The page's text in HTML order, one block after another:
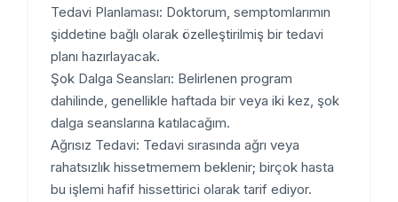
Tedavi Planlaması: Doktorum, semptomlarımın
şiddetine bağlı olarak özelleştirilmiş bir tedavi
planı hazırlayacak.
Şok Dalga Seansları: Belirlenen program
dahilinde, genellikle haftada bir veya iki kez, şok
dalga seanslarına katılacağım.
Ağrısız Tedavi: Tedavi sırasında ağrı veya
rahatsızlık hissetmemem beklenir; birçok hasta
bu işlemi hafif hissettirici olarak tarif ediyor.